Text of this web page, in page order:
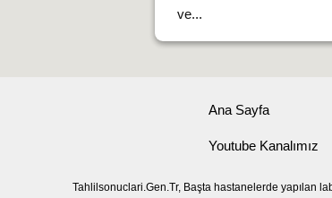
ve...
Ana Sayfa
Youtube Kanalımız
Tahlilsonuclari.Gen.Tr, Başta hastanelerde yapılan